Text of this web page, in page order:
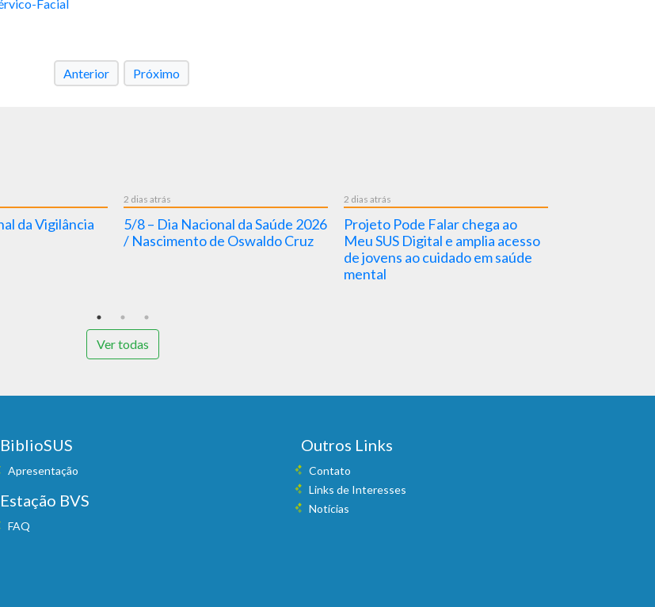
Facial
Anterior Próximo
da Vigilância
2 dias atrás
5/8 – Dia Nacional da Saúde 2026
/ Nascimento de Oswaldo Cruz
2 dias atrás
Projeto Pode Falar chega ao
Meu SUS Digital e amplia acesso
de jovens ao cuidado em saúde
mental
Ver todas
BiblioSUS
Apresentação
Estação BVS
FAQ
Outros Links
Contato
Links de Interesses
Notícias